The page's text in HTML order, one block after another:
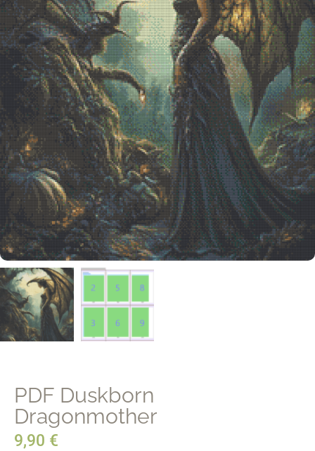
PDF Duskborn
Dragonmother
9,90 €